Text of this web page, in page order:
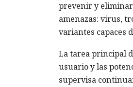
prevenir y eliminar
amenazas: virus,
variantes capaces
La tarea principal
usuario y las
supervisa